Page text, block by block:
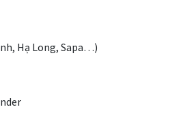
Hạ Long, Sapa…)